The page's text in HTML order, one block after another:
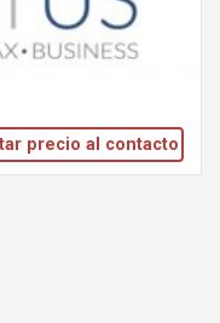
precio al contacto